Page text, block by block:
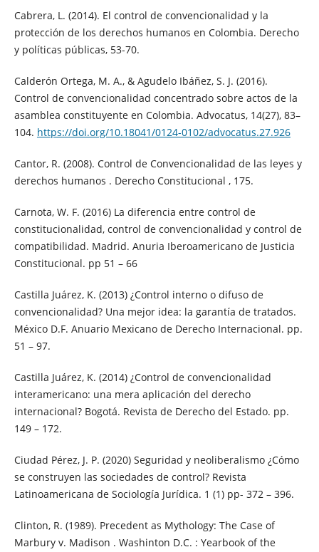
Cabrera, L. (2014). El control de convencionalidad y la
protección de los derechos humanos en Colombia. Derecho
y políticas públicas, 53-70.
Calderón Ortega, M. A., & Agudelo Ibáñez, S. J. (2016).
Control de convencionalidad concentrado sobre actos de la
asamblea constituyente en Colombia. Advocatus, 14(27), 83–
104. https://doi.org/10.18041/0124-0102/advocatus.27.926
Cantor, R. (2008). Control de Convencionalidad de las leyes y
derechos humanos . Derecho Constitucional , 175.
Carnota, W. F. (2016) La diferencia entre control de
constitucionalidad, control de convencionalidad y control de
compatibilidad. Madrid. Anuria Iberoamericano de Justicia
Constitucional. pp 51 – 66
Castilla Juárez, K. (2013) ¿Control interno o difuso de
convencionalidad? Una mejor idea: la garantía de tratados.
México D.F. Anuario Mexicano de Derecho Internacional. pp.
51 – 97.
Castilla Juárez, K. (2014) ¿Control de convencionalidad
interamericano: una mera aplicación del derecho
internacional? Bogotá. Revista de Derecho del Estado. pp.
149 – 172.
Ciudad Pérez, J. P. (2020) Seguridad y neoliberalismo ¿Cómo
se construyen las sociedades de control? Revista
Latinoamericana de Sociología Jurídica. 1 (1) pp- 372 – 396.
Clinton, R. (1989). Precedent as Mythology: The Case of
Marbury v. Madison . Washinton D.C. : Yearbook of the